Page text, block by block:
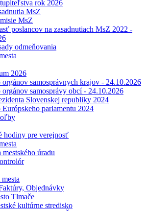
rok 2026
MsZ
MsZ
poslancov na zasadnutiach MsZ 2022 -
odmeňovania
2026
samosprávnych krajov - 24.10.2026
samosprávy obcí - 24.10.2026
Slovenskej republiky 2024
parlamentu 2024
hodiny pre verejnosť
mestského úradu
Objednávky
Tlmače
kultúrne stredisko